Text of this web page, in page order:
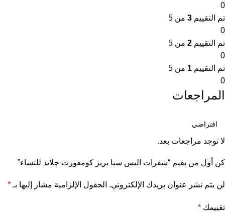
0
تم التقييم 3 من 5
0
تم التقييم 2 من 5
0
تم التقييم 1 من 5
0
المراجعات
لا توجد مراجعات بعد.
كن أول من يقيم “شفرات اليس سبا بريز كومفورت جلايد للنساء”
لن يتم نشر عنوان بريدك الإلكتروني. الحقول الإلزامية مشار إليها بـ *
تقييمك *